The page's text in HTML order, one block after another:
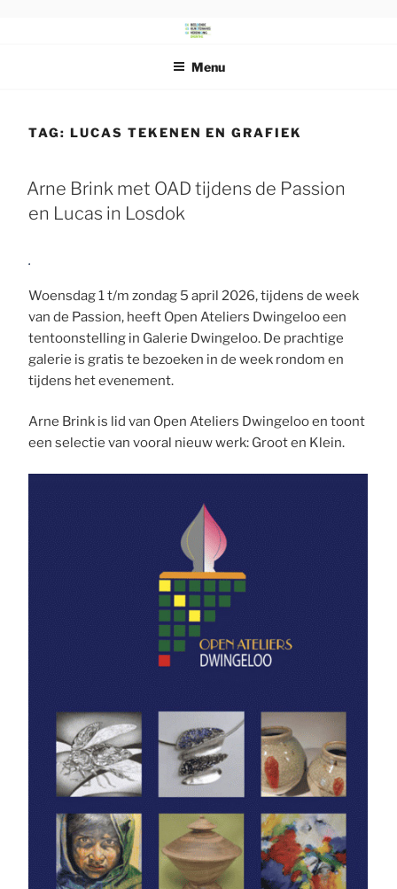
SCHILDERSGENOOTSCHAP
Beeldende Kunstenaars Vereniging Drenthe
Menu
TAG:LUCAS TEKENEN EN GRAFIEK
Arne Brink met OAD tijdens de Passion
en Lucas in Losdok
Woensdag 1 t/m zondag 5 april 2026, tijdens de week
van de Passion, heeft Open Ateliers Dwingeloo een
tentoonstelling in Galerie Dwingeloo. De prachtige
galerie is gratis te bezoeken in de week rondom en
tijdens het evenement.
Arne Brink is lid van Open Ateliers Dwingeloo en toont
een selectie van vooral nieuw werk: Groot en Klein.